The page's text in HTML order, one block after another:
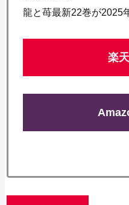
龍と苺最新22巻が2025
楽